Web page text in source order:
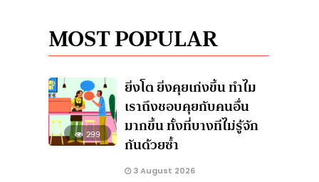
MOST POPULAR
299
ยิ่งโต ยิ่งคุยเก่งขึ้น ทำไม
เราถึงชอบคุยกับคนอื่น
มากขึ้น ทั้งที่บางทีไม่รู้จัก
กันด้วยซ้ำ
3 August 2026